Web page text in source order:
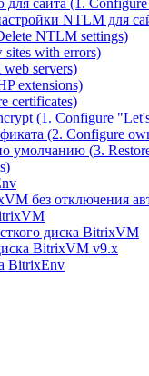
сайта (1.
NTLM для
NTLM settings)
with errors)
servers)
extensions)
certificates)
(1. Configure
(2. Configure
умолчанию (3.
без отключения
диска BitrixVM
BitrixVM v9.x
BitrixEnv